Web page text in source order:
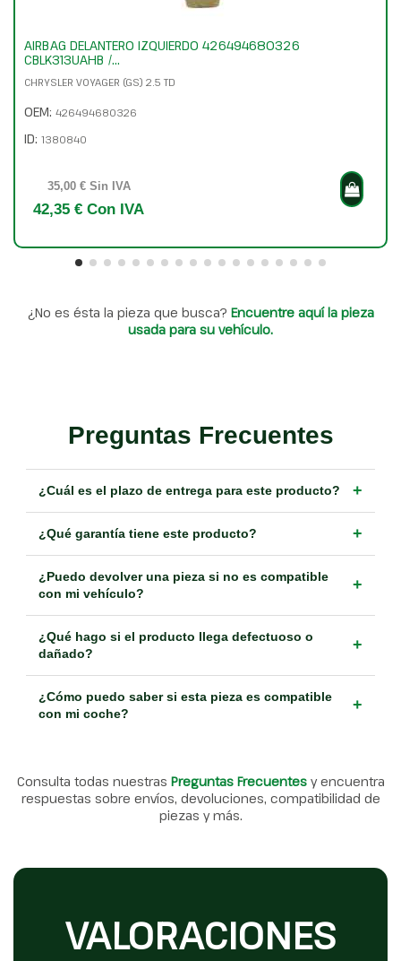
AIRBAG DELANTERO IZQUIERDO 426494680326
CBLK313UAHB /...
CHRYSLER VOYAGER (GS) 2.5 TD
OEM: 426494680326
ID: 1380840
35,00 € Sin IVA
42,35 € Con IVA
¿No es ésta la pieza que busca? Encuentre aquí la pieza
usada para su vehículo.
Preguntas Frecuentes
¿Cuál es el plazo de entrega para este producto? +
¿Qué garantía tiene este producto? +
¿Puedo devolver una pieza si no es compatible
con mi vehículo?
+
¿Qué hago si el producto llega defectuoso o
dañado?
+
¿Cómo puedo saber si esta pieza es compatible
con mi coche?
+
Consulta todas nuestras Preguntas Frecuentes y encuentra
respuestas sobre envíos, devoluciones, compatibilidad de
piezas y más.
VALORACIONES